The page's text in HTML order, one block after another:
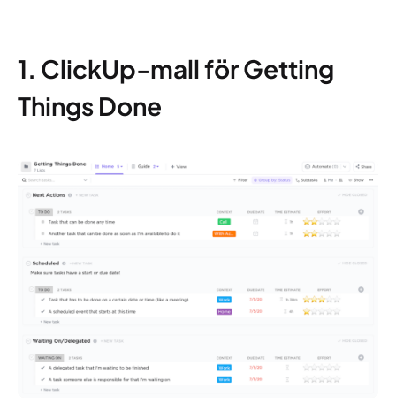
1. ClickUp-mall för Getting
Things Done